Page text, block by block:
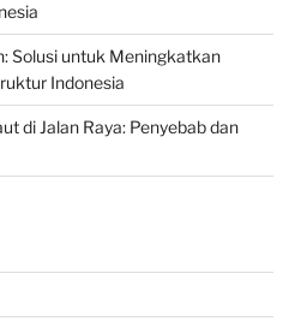
Solusi untuk Meningkatkan
Indonesia
di Jalan Raya: Penyebab dan